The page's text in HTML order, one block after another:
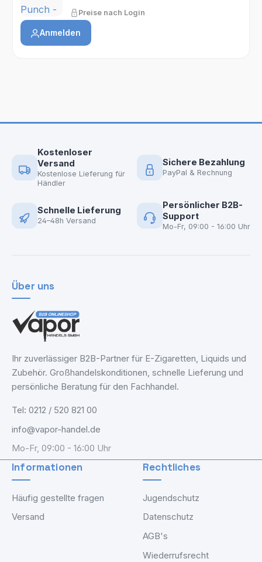
Preise nach Login
Anmelden
Kostenloser
Versand
Kostenlose Lieferung für
Händler
Sichere Bezahlung
PayPal & Rechnung
Schnelle Lieferung
24–48h Versand
Persönlicher B2B-
Support
Mo-Fr, 09:00 - 16:00 Uhr
Über uns
Ihr zuverlässiger B2B-Partner für E-Zigaretten, Liquids und
Zubehör. Großhandelskonditionen, schnelle Lieferung und
persönliche Beratung für den Fachhandel.
Tel: 0212 / 520 821 00
info@vapor-handel.de
Mo-Fr, 09:00 - 16:00 Uhr
Informationen
Häufig gestellte fragen
Versand
Rechtliches
Jugendschutz
Datenschutz
AGB's
Wiederrufsrecht